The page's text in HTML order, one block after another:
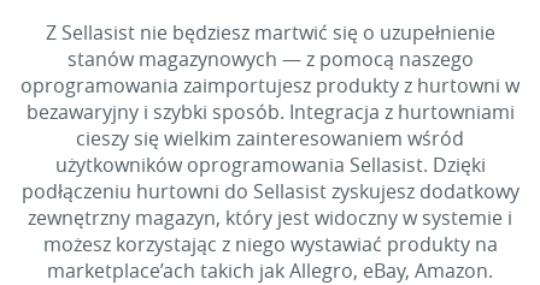
Z Sellasist nie będziesz martwić się o uzupełnienie
stanów magazynowych — z pomocą naszego
oprogramowania zaimportujesz produkty z hurtowni w
bezawaryjny i szybki sposób. Integracja z hurtowniami
cieszy się wielkim zainteresowaniem wśród
użytkowników oprogramowania Sellasist. Dzięki
podłączeniu hurtowni do Sellasist zyskujesz dodatkowy
zewnętrzny magazyn, który jest widoczny w systemie i
możesz korzystając z niego wystawiać produkty na
marketplace’ach takich jak Allegro, eBay, Amazon.